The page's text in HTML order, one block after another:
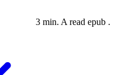
3 min. A read epub .